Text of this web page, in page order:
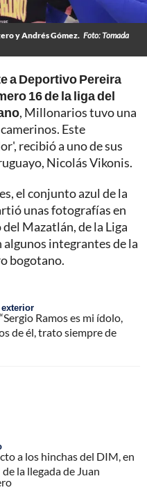
y Andrés Gómez. Foto: Tomada
a Deportivo Pereira
16 de la liga del
, Millonarios tuvo una
Este
recibió a uno de sus
Nicolás Vikonis.
el conjunto azul de la
unas fotografías en
Mazatlán, de la Liga
integrantes de la
bogotano.
Ramos es mi ídolo,
de él, trato siempre de
a los hinchas del DIM, en
la llegada de Juan